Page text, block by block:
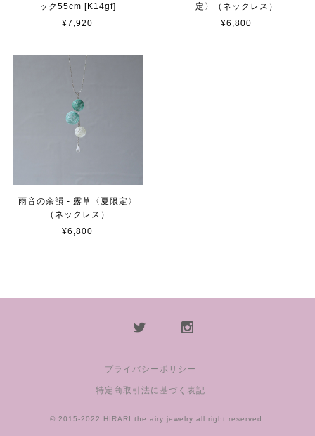
ック55cm [K14gf]
¥7,920
定〉（ネックレス）
¥6,800
雨音の余韻 - 露草〈夏限定〉
（ネックレス）
¥6,800
プライバシーポリシー
特定商取引法に基づく表記
© 2015-2022 HIRARI the airy jewelry all right reserved.